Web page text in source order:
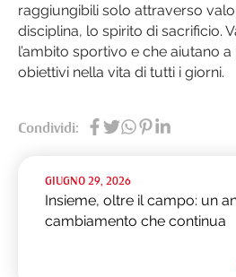
raggiungibili solo attraverso
disciplina, lo spirito di sacrificio.
l’ambito sportivo e che aiutano
obiettivi nella vita di tutti i giorni.
Condividi:
GIUGNO 29, 2026
Insieme, oltre il campo: un
cambiamento che continua